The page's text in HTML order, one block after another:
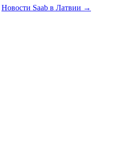
Новости Saab в Латвии →